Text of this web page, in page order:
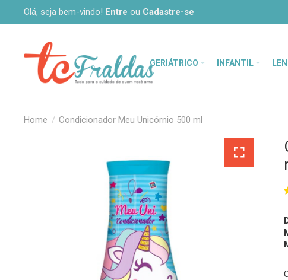
Olá, seja bem-vindo! Entre ou Cadastre-se
GERIÁTRICO INFANTIL
Condicionador Meu Unicórnio 500 ml